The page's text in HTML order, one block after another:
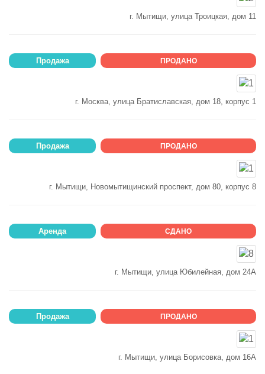
г. Мытищи, улица Троицкая, дом 11
Продажа ПРОДАНО
г. Москва, улица Братиславская, дом 18, корпус 1
Продажа ПРОДАНО
г. Мытищи, Новомытищинский проспект, дом 80, корпус 8
Аренда СДАНО
г. Мытищи, улица Юбилейная, дом 24А
Продажа ПРОДАНО
г. Мытищи, улица Борисовка, дом 16А